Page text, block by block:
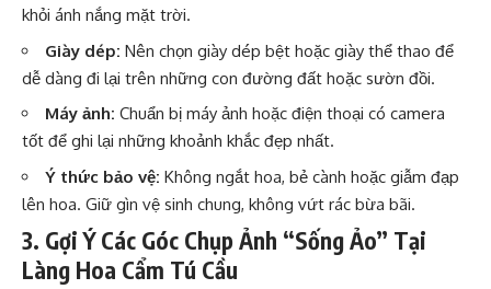
khỏi ánh nắng mặt trời.
Giày dép: Nên chọn giày dép bệt hoặc giày thể thao để
dễ dàng đi lại trên những con đường đất hoặc sườn đồi.
Máy ảnh: Chuẩn bị máy ảnh hoặc điện thoại có camera
tốt để ghi lại những khoảnh khắc đẹp nhất.
Ý thức bảo vệ: Không ngắt hoa, bẻ cành hoặc giẫm đạp
lên hoa. Giữ gìn vệ sinh chung, không vứt rác bừa bãi.
3. Gợi Ý Các Góc Chụp Ảnh “Sống Ảo” Tại
Làng Hoa Cẩm Tú Cầu